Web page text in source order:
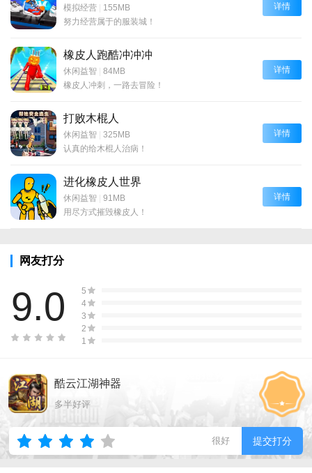
模拟经营 | 155MB
努力经营属于的服装城！
详情
橡皮人跑酷冲冲冲
休闲益智 | 84MB
橡皮人冲刺，一路去冒险！
详情
打败木棍人
休闲益智 | 325MB
认真的给木棍人治病！
详情
进化橡皮人世界
休闲益智 | 91MB
用尽方式摧毁橡皮人！
详情
网友打分
9.0
5
4
3
2
1
酷云江湖神器
多半好评
很好 提交打分